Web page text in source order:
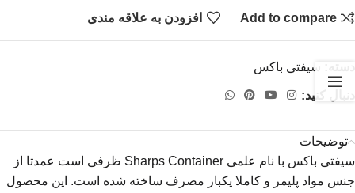
Add to compare افزودن به علاقه مندی
سیفتی باکس
دنبال کنید:
توضیحات
سیفتی باکس با نام علمی Sharps Container ظرفی است عمدتا از
جنس مواد پلیمر و کاملا یکبار مصرف ساخته شده است. این محصول